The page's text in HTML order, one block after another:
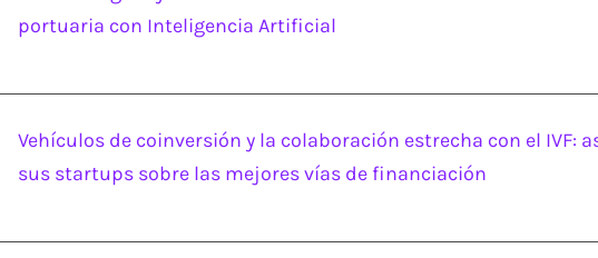
portuaria con Inteligencia Artificial
Vehículos de coinversión y la colaboración estrecha con el IVF:
sus startups sobre las mejores vías de financiación